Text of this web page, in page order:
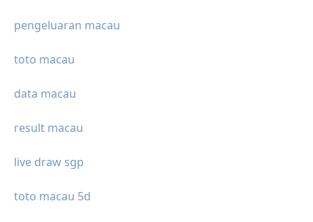
pengeluaran macau
toto macau
data macau
result macau
live draw sgp
toto macau 5d